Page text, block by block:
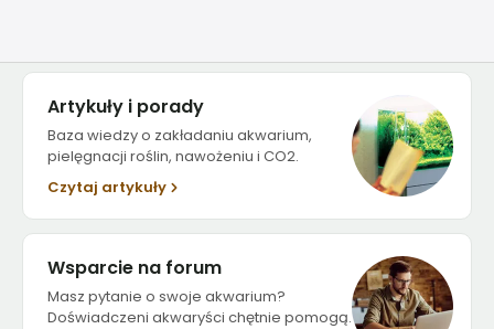
Artykuły i porady
Baza wiedzy o zakładaniu akwarium,
pielęgnacji roślin, nawożeniu i CO2.
Czytaj artykuły
Wsparcie na forum
Masz pytanie o swoje akwarium?
Doświadczeni akwaryści chętnie pomogą.